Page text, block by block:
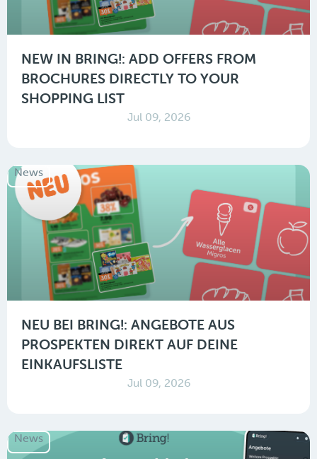
NEW IN BRING!: ADD OFFERS FROM
BROCHURES DIRECTLY TO YOUR
SHOPPING LIST
Jul 09, 2026
News
NEU BEI BRING!: ANGEBOTE AUS
PROSPEKTEN DIREKT AUF DEINE
EINKAUFSLISTE
Jul 09, 2026
News